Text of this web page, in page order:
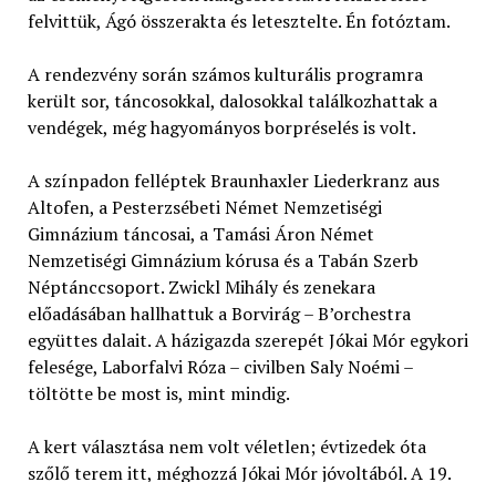
felvittük, Ágó összerakta és letesztelte. Én fotóztam.
A rendezvény során számos kulturális programra
került sor, táncosokkal, dalosokkal találkozhattak a
vendégek, még hagyományos borpréselés is volt.
A színpadon felléptek Braunhaxler Liederkranz aus
Altofen, a Pesterzsébeti Német Nemzetiségi
Gimnázium táncosai, a Tamási Áron Német
Nemzetiségi Gimnázium kórusa és a Tabán Szerb
Néptánccsoport. Zwickl Mihály és zenekara
előadásában hallhattuk a Borvirág – B’orchestra
együttes dalait. A házigazda szerepét Jókai Mór egykori
felesége, Laborfalvi Róza – civilben Saly Noémi –
töltötte be most is, mint mindig.
A kert választása nem volt véletlen; évtizedek óta
szőlő terem itt, méghozzá Jókai Mór jóvoltából. A 19.